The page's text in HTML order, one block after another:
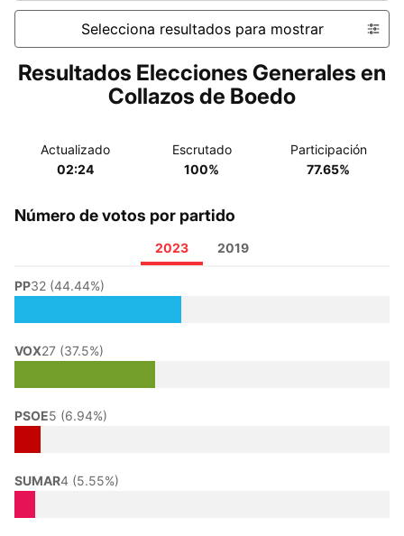
Selecciona resultados para mostrar
Resultados Elecciones Generales en
Collazos de Boedo
Actualizado
02:24
Escrutado
100%
Participación
77.65%
Número de votos por partido
2023 2019
PP32 (44.44%)
VOX27 (37.5%)
PSOE5 (6.94%)
SUMAR4 (5.55%)